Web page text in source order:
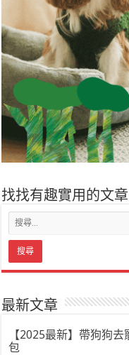
找找有趣實用的文章
最新文章
【2025最新】帶狗狗
包